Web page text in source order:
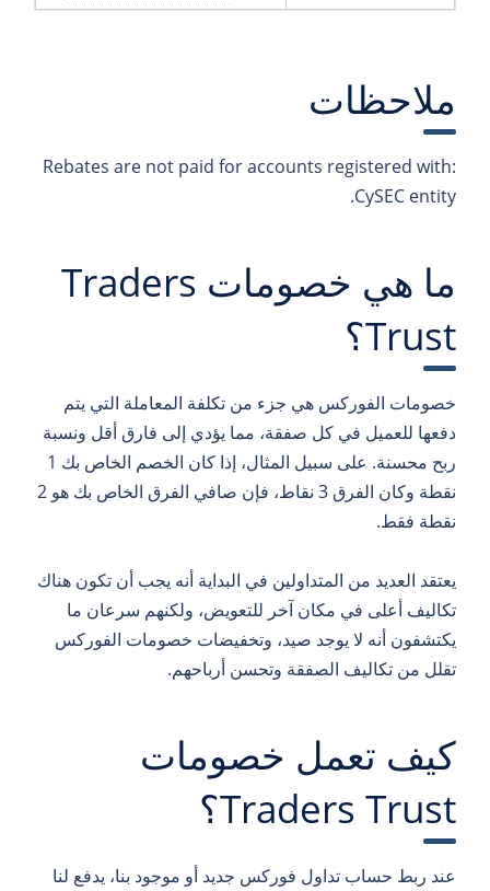
ملاحظات
Rebates are not paid for accounts registered with:
CySEC entity.
ما هي خصومات Traders
Trust؟
خصومات الفوركس هي جزء من تكلفة المعاملة التي يتم
دفعها للعميل في كل صفقة، مما يؤدي إلى فارق أقل ونسبة
ربح محسنة. على سبيل المثال، إذا كان الخصم الخاص بك 1
نقطة وكان الفرق 3 نقاط، فإن صافي الفرق الخاص بك هو 2
نقطة فقط.
يعتقد العديد من المتداولين في البداية أنه يجب أن تكون هناك
تكاليف أعلى في مكان آخر للتعويض، ولكنهم سرعان ما
يكتشفون أنه لا يوجد صيد، وتخفيضات خصومات الفوركس
تقلل من تكاليف الصفقة وتحسن أرباحهم.
كيف تعمل خصومات
Traders Trust؟
عند ربط حساب تداول فوركس جديد أو موجود بنا، يدفع لنا